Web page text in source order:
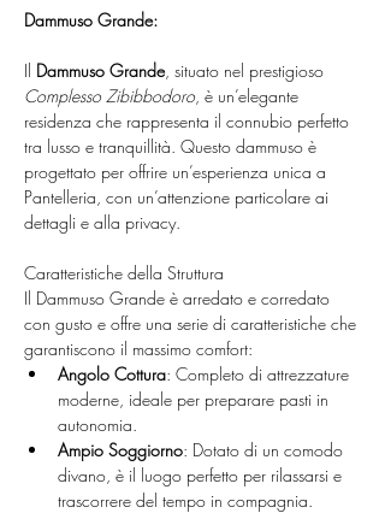
Dammuso Grande:
Il Dammuso Grande, situato nel prestigioso
Complesso Zibibbodoro, è un’elegante
residenza che rappresenta il connubio perfetto
tra lusso e tranquillità. Questo dammuso è
progettato per offrire un’esperienza unica a
Pantelleria, con un’attenzione particolare ai
dettagli e alla privacy.
Caratteristiche della Struttura
Il Dammuso Grande è arredato e corredato
con gusto e offre una serie di caratteristiche che
garantiscono il massimo comfort:
Angolo Cottura: Completo di attrezzature
moderne, ideale per preparare pasti in
autonomia.
Ampio Soggiorno: Dotato di un comodo
divano, è il luogo perfetto per rilassarsi e
trascorrere del tempo in compagnia.